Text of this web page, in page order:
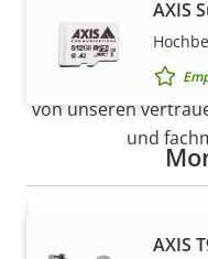
AXIS
AXIS
Lösungen von Axis
von unseren
und